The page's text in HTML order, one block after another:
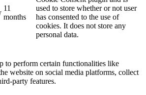
11
months
used to store whether or not user
has consented to the use of
cookies. It does not store any
personal data.
to perform certain functionalities like
website on social media platforms, collect
party features.